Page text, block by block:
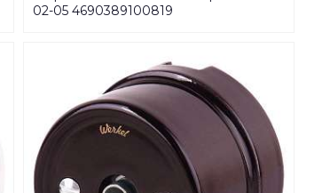
02-05 4690389100819